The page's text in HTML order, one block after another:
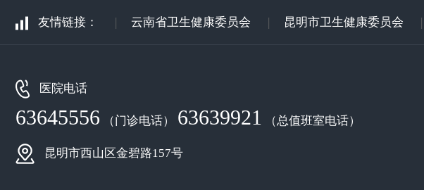
友情链接： | 云南省卫生健康委员会 | 昆明市卫生健康委员会 |
医院电话
63645556 （门诊电话） 63639921 （总值班室电话）
昆明市西山区金碧路157号